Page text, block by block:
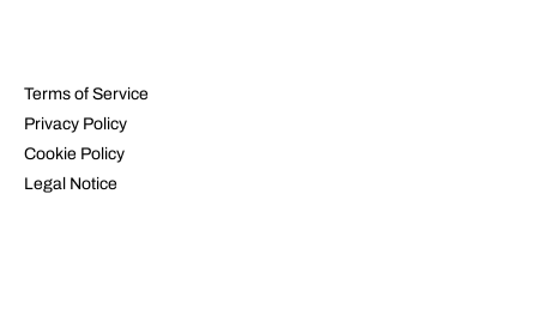
Terms of Service
Privacy Policy
Cookie Policy
Legal Notice